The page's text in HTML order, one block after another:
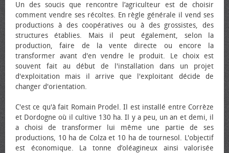
Un des soucis que rencontre l’agriculteur est de choisir
comment vendre ses récoltes. En règle générale il vend ses
productions à des coopératives ou à des grossistes, des
structures établies. Mais il peut également, selon la
production, faire de la vente directe ou encore la
transformer avant d'en vendre le produit. Le choix est
souvent fait au début de l'installation dans un projet
d'exploitation mais il arrive que l'exploitant décide de
changer d'orientation.
C'est ce qu'à fait Romain Prodel. Il est installé entre Corrèze
et Dordogne où il cultive 130 ha. Il y a peu, un an et demi, il
a choisi de transformer lui même une partie de ses
productions, 10 ha de Colza et 10 ha de tournesol. L'objectif
est économique. La tonne d’oléagineux ainsi valorisée